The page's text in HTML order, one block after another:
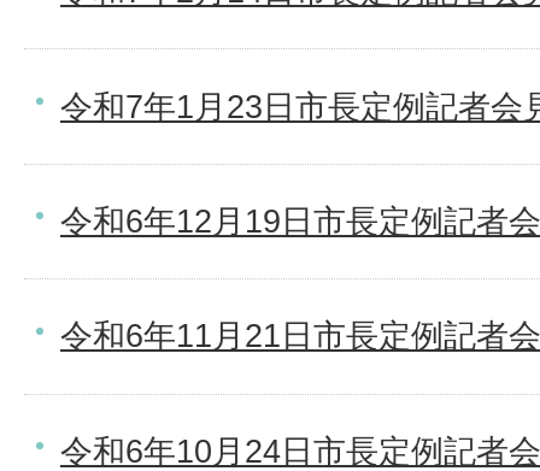
令和7年1月23日市長定例記者会
令和6年12月19日市長定例記者
令和6年11月21日市長定例記者
令和6年10月24日市長定例記者